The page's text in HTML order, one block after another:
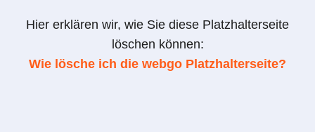
Hier erklären wir, wie Sie diese Platzhalterseite
löschen können:
Wie lösche ich die webgo Platzhalterseite?